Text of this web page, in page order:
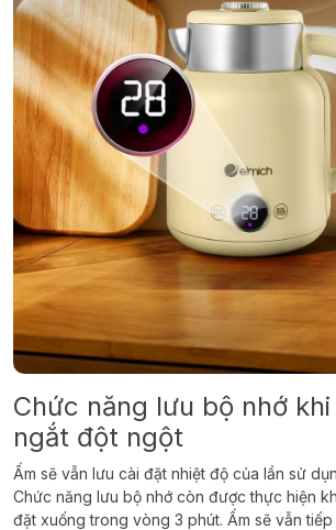
Chức năng lưu bộ nhớ
ngắt đột ngột
Ấm sẽ vẫn lưu cài đặt nhiệt độ của lần sử
Chức năng lưu bộ nhớ còn được thực hiện
đặt xuống trong vòng 3 phút. Ấm sẽ vẫn